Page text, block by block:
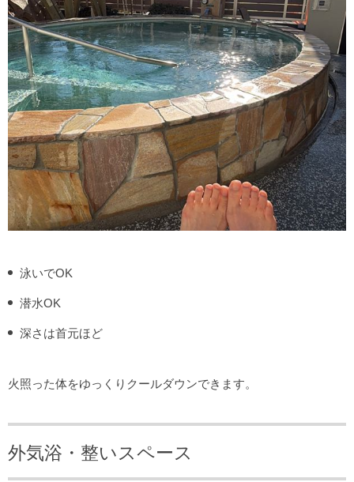
泳いでOK
潜水OK
深さは首元ほど
火照った体をゆっくりクールダウンできます。
外気浴・整いスペース